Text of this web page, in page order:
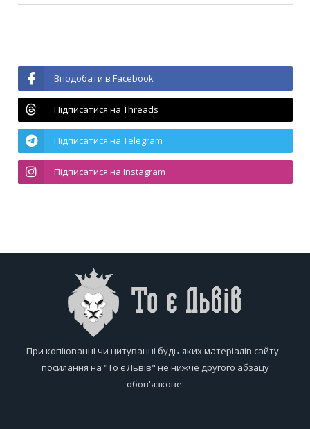
Вподобати в Facebook
Підписатися на Threads
Підписатися на Telegram
Підписатися на Instagram
При копіюванні чи цитуванні будь-яких матеріалів сайту -
посилання на "То є Львів" не нижче другого абзацу
обов'язкове.